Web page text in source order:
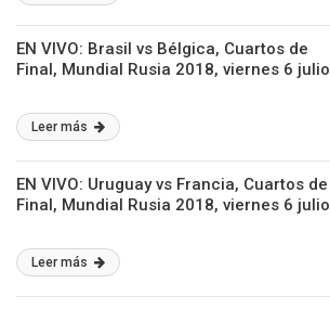
EN VIVO: Brasil vs Bélgica, Cuartos de
Final, Mundial Rusia 2018, viernes 6 julio
Leer más
EN VIVO: Uruguay vs Francia, Cuartos de
Final, Mundial Rusia 2018, viernes 6 julio
Leer más